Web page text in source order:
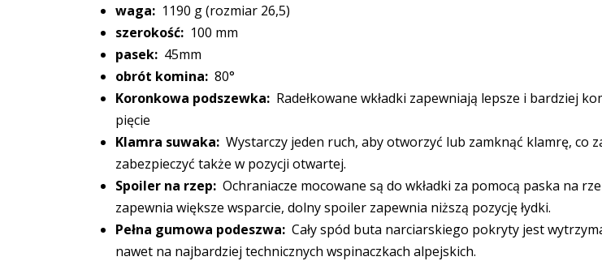
waga: 1190 g (rozmiar 26,5)
szerokość: 100 mm
pasek: 45mm
obrót komina: 80°
Koronkowa podszewka: Radełkowane wkładki zapewniają lepsze i bardziej
pięcie
Klamra suwaka: Wystarczy jeden ruch, aby otworzyć lub zamknąć klamrę, co
zabezpieczyć także w pozycji otwartej.
Spoiler na rzep: Ochraniacze mocowane są do wkładki za pomocą paska na
zapewnia większe wsparcie, dolny spoiler zapewnia niższą pozycję łydki.
Pełna gumowa podeszwa: Cały spód buta narciarskiego pokryty jest
nawet na najbardziej technicznych wspinaczkach alpejskich.